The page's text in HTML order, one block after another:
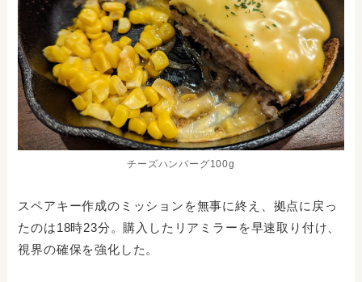
チーズハンバーグ100g
スペアキー作成のミッションを無事に終え、拠点に戻っ
たのは18時23分。購入したリアミラーを早速取り付け、
視界の確保を強化した。